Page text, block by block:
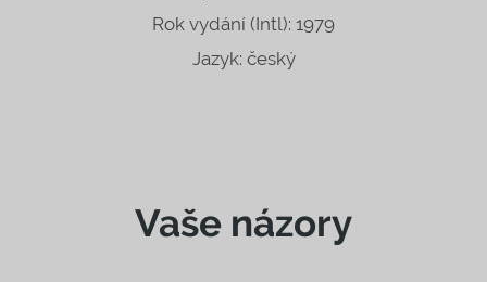
Rok vydání (Intl): 1979
Jazyk: český
Vaše názory